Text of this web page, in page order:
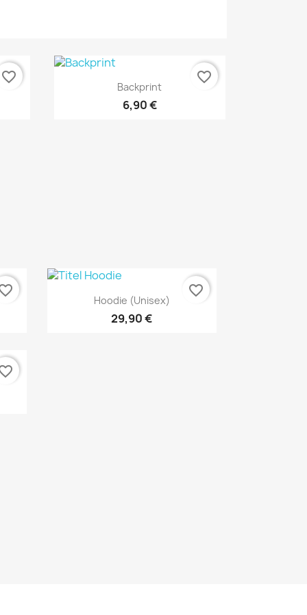
favorite_border Vorschau
Backprint
6,90 €
favorite_border
Vorschau
Hoodie (unisex)
29,90 €
favorite_border